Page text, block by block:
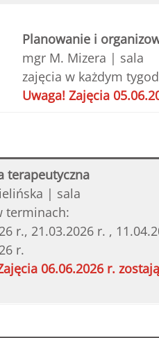
Planowanie i
mgr M. Mizera | sala
zajęcia w każdym
Uwaga! Zajęcia
terapeutyczna
| sala
terminach:
r., 21.03.2026 r. ,
r.
06.06.2026 r.